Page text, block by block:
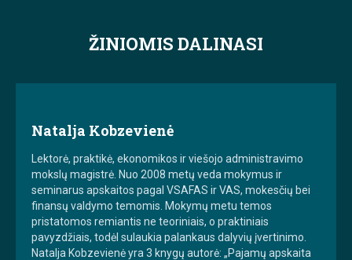
ŽINIOMIS DALINASI
Natalja Kobzevienė
Lektorė, praktikė, ekonomikos ir viešojo administravimo
mokslų magistrė. Nuo 2008 metų veda mokymus ir
seminarus apskaitos pagal VSAFAS ir VAS, mokesčių bei
finansų valdymo temomis. Mokymų metu temos
pristatomos remiantis ne teoriniais, o praktiniais
pavyzdžiais, todėl sulaukia palankaus dalyvių įvertinimo.
Natalja Kobzevienė yra 3 knygų autorė: „Pajamų apskaita